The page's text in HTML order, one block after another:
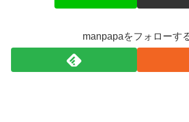
manpapaをフォローす